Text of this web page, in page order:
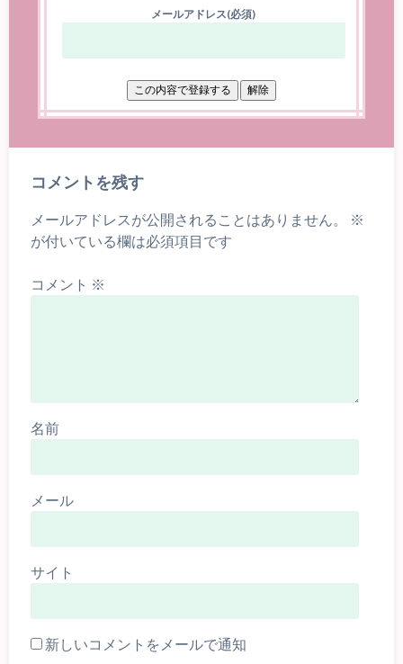
メールアドレス(必須)
コメントを残す
メールアドレスが公開されることはありません。
※
が付いている欄は必須項目です
コメント ※
名前
メール
サイト
新しいコメントをメールで通知